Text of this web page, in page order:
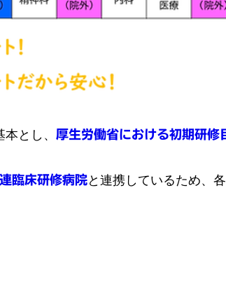
とし、 厚生労働省における初期研修
臨床研修病院と連携しているため、